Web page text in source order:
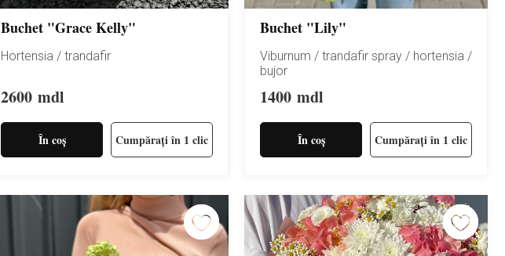
Buchet "Grace Kelly"
Hortensia / trandafir
2600 mdl
În coș Cumpărați în 1 clic
Buchet "Lily"
Viburnum / trandafir spray / hortensia /
bujor
1400 mdl
În coș Cumpărați în 1 clic